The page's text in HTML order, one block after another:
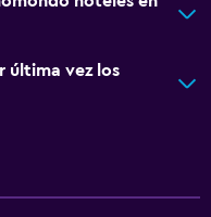
última vez los